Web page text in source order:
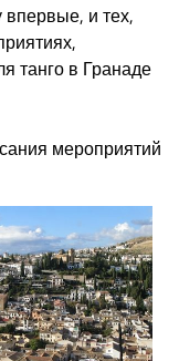
впервые, и тех,
танго в Гранаде
мероприятий